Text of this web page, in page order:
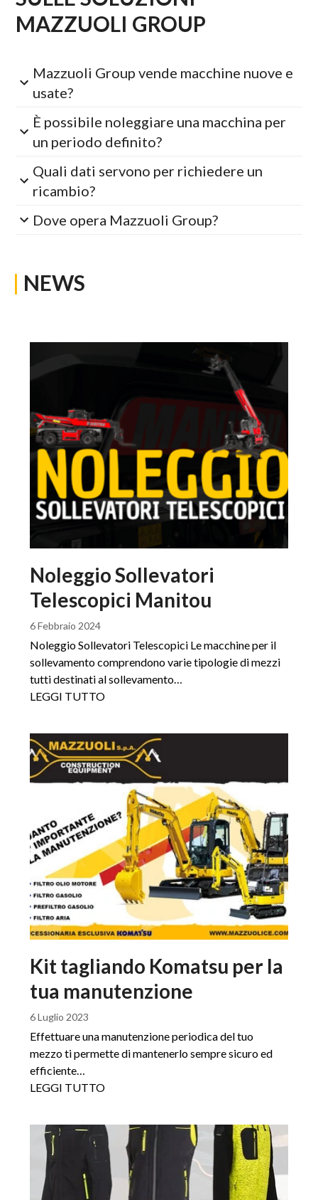
MAZZUOLI GROUP
Mazzuoli Group vende macchine nuove e
usate?
È possibile noleggiare una macchina per
un periodo definito?
Quali dati servono per richiedere un
ricambio?
Dove opera Mazzuoli Group?
| NEWS
Noleggio Sollevatori
Telescopici Manitou
6 Febbraio 2024
Noleggio Sollevatori Telescopici Le macchine per il
sollevamento comprendono varie tipologie di mezzi
tutti destinati al sollevamento…
LEGGI TUTTO
Kit tagliando Komatsu per la
tua manutenzione
6 Luglio 2023
Effettuare una manutenzione periodica del tuo
mezzo ti permette di mantenerlo sempre sicuro ed
efficiente…
LEGGI TUTTO